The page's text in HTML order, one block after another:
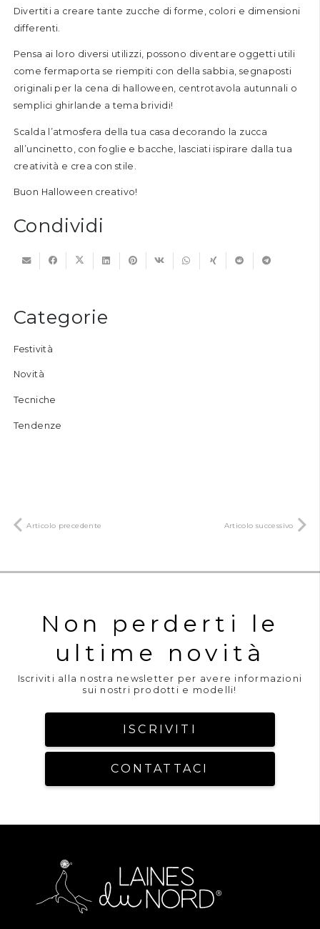
Divertiti a creare tante zucche di forme, colori e dimensioni
differenti.
Pensa ai loro diversi utilizzi, possono diventare oggetti utili
come fermaporta se riempiti con della sabbia, segnaposti
originali per la cena di halloween, centrotavola autunnali o
semplici ghirlande a tema brividi!
Scalda l’atmosfera della tua casa decorando la zucca
all’uncinetto, con foglie e bacche, lasciati ispirare dalla tua
creatività e crea con stile.
Buon Halloween creativo!
Condividi
Categorie
Festività
Novità
Tecniche
Tendenze
Articolo precedente Articolo successivo
Non perderti le
ultime novità
Iscriviti alla nostra newsletter per avere informazioni
sui nostri prodotti e modelli!
ISCRIVITI
CONTATTACI